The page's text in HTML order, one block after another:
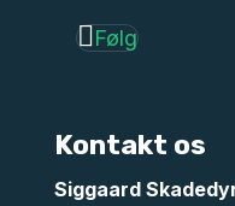
Følg
Kontakt os
Siggaard